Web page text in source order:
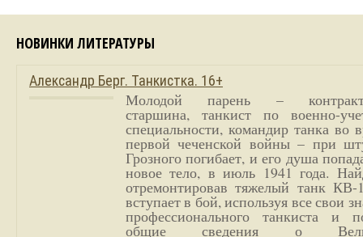
НОВИНКИ ЛИТЕРАТУРЫ
Александр Берг. Танкистка. 16+
Молодой парень –
старшина, танкист по военно-
специальности, командир танка во
первой чеченской войны – при
Грозного погибает, и его душа
новое тело, в июль 1941 года.
отремонтировав тяжелый танк
вступает в бой, используя все свои
профессионального танкиста и
общие сведения о